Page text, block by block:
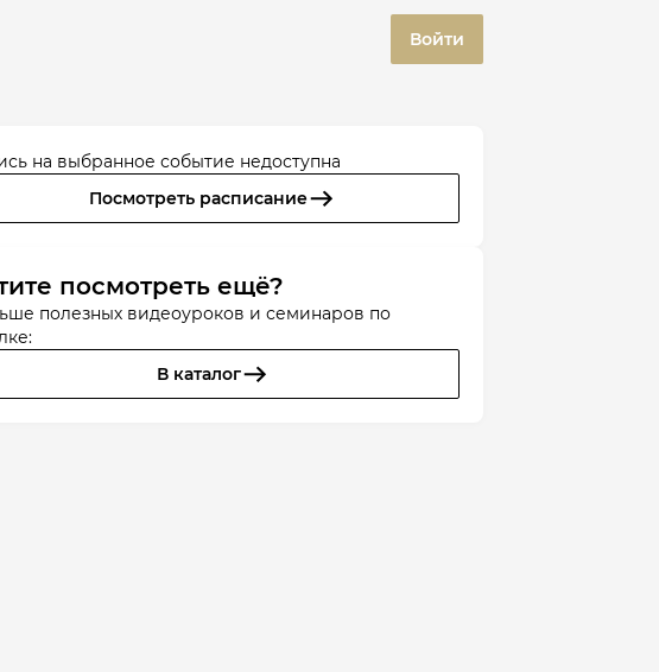
Войти
на выбранное событие недоступна
Посмотреть расписание
посмотреть ещё?
полезных видеоуроков и семинаров по
В каталог